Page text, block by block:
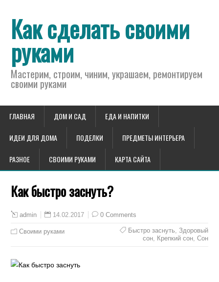
Как сделать своими
руками
Мастерим, строим, чиним, украшаем, ремонтируем
своими руками
ГЛАВНАЯ ДОМ И САД ЕДА И НАПИТКИ
ИДЕИ ДЛЯ ДОМА ПОДЕЛКИ ПРЕДМЕТЫ ИНТЕРЬЕРА
РАЗНОЕ СВОИМИ РУКАМИ КАРТА САЙТА
Как быстро заснуть?
admin 14.02.2017 0 Comments
Своими руками Быстро заснуть, Здоровый
сон, Крепкий сон, Сон